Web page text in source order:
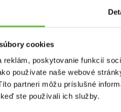
cookies
reklám, poskytovanie funkcií
používate naše webové
partneri môžu príslušné
ste používali ich služby.
s certifikátom/
umývačka, a pod.)
vybavené. Do dňa od